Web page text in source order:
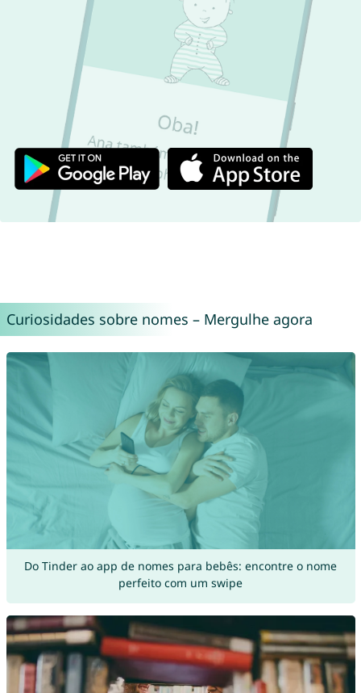
Curiosidades sobre nomes – Mergulhe agora
Do Tinder ao app de nomes para bebês: encontre o nome
perfeito com um swipe